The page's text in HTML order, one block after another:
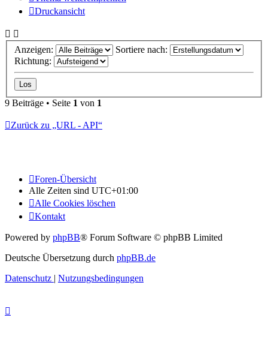
Druckansicht
Anzeigen:
Sortiere nach:
Richtung:
9 Beiträge • Seite 1 von 1
Zurück zu „URL - API“
Foren-Übersicht
Alle Zeiten sind UTC+01:00
Alle Cookies löschen
Kontakt
Powered by phpBB® Forum Software © phpBB Limited
Deutsche Übersetzung durch phpBB.de
Datenschutz | Nutzungsbedingungen